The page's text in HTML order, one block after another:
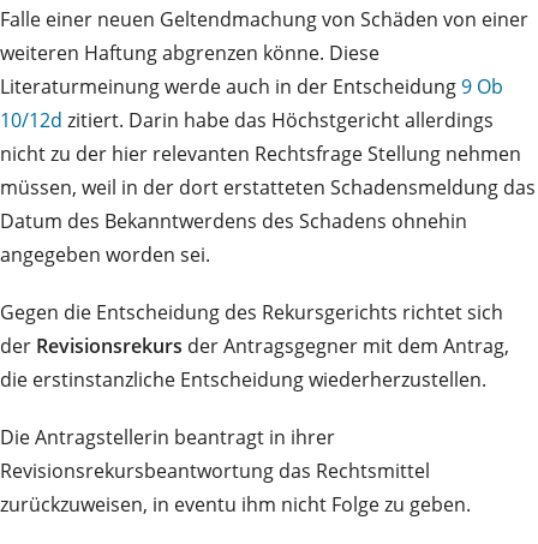
Falle einer neuen Geltendmachung von Schäden von einer
weiteren Haftung abgrenzen könne. Diese
Literaturmeinung werde auch in der Entscheidung9 Ob
10/12d zitiert. Darin habe das Höchstgericht allerdings
nicht zu der hier relevanten Rechtsfrage Stellung nehmen
müssen, weil in der dort erstatteten Schadensmeldung das
Datum des Bekanntwerdens des Schadens ohnehin
angegeben worden sei.
Gegen die Entscheidung des Rekursgerichts richtet sich
der Revisionsrekurs der Antragsgegner mit dem Antrag,
die erstinstanzliche Entscheidung wiederherzustellen.
Die Antragstellerin beantragt in ihrer
Revisionsrekursbeantwortung das Rechtsmittel
zurückzuweisen, in eventu ihm nicht Folge zu geben.